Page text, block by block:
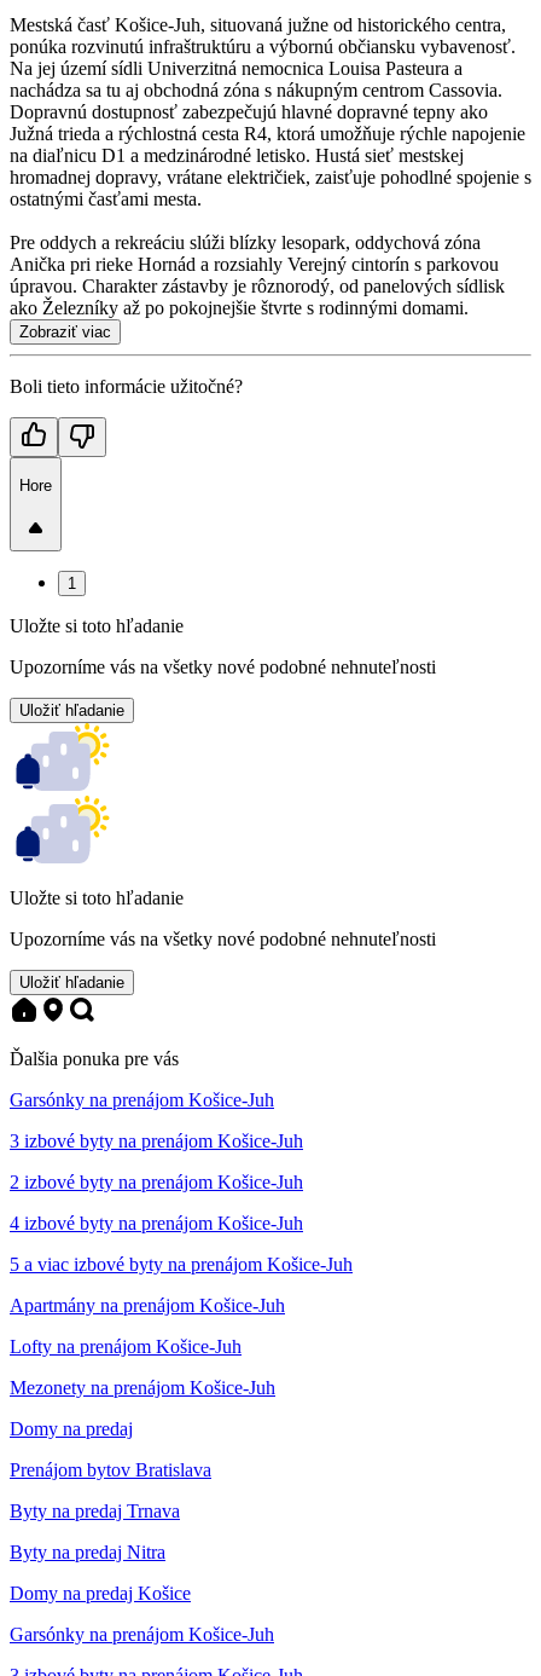
Mestská časť Košice-Juh, situovaná južne od historického centra,
ponúka rozvinutú infraštruktúru a výbornú občiansku vybavenosť.
Na jej území sídli Univerzitná nemocnica Louisa Pasteura a
nachádza sa tu aj obchodná zóna s nákupným centrom Cassovia.
Dopravnú dostupnosť zabezpečujú hlavné dopravné tepny ako
Južná trieda a rýchlostná cesta R4, ktorá umožňuje rýchle napojenie
na diaľnicu D1 a medzinárodné letisko. Hustá sieť mestskej
hromadnej dopravy, vrátane električiek, zaisťuje pohodlné spojenie s
ostatnými časťami mesta.
Pre oddych a rekreáciu slúži blízky lesopark, oddychová zóna
Anička pri rieke Hornád a rozsiahly Verejný cintorín s parkovou
úpravou. Charakter zástavby je rôznorodý, od panelových sídlisk
ako Železníky až po pokojnejšie štvrte s rodinnými domami.
Zobraziť viac
Boli tieto informácie užitočné?
Hore
1
Uložte si toto hľadanie
Upozorníme vás na všetky nové podobné nehnuteľnosti
Uložiť hľadanie
Uložte si toto hľadanie
Upozorníme vás na všetky nové podobné nehnuteľnosti
Uložiť hľadanie
Ďalšia ponuka pre vás
Garsónky na prenájom Košice-Juh
3 izbové byty na prenájom Košice-Juh
2 izbové byty na prenájom Košice-Juh
4 izbové byty na prenájom Košice-Juh
5 a viac izbové byty na prenájom Košice-Juh
Apartmány na prenájom Košice-Juh
Lofty na prenájom Košice-Juh
Mezonety na prenájom Košice-Juh
Domy na predaj
Prenájom bytov Bratislava
Byty na predaj Trnava
Byty na predaj Nitra
Domy na predaj Košice
Garsónky na prenájom Košice-Juh